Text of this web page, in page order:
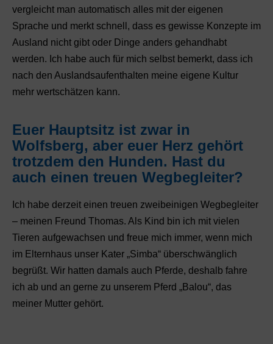
vergleicht man automatisch alles mit der eigenen
Sprache und merkt schnell, dass es gewisse Konzepte im
Ausland nicht gibt oder Dinge anders gehandhabt
werden. Ich habe auch für mich selbst bemerkt, dass ich
nach den Auslandsaufenthalten meine eigene Kultur
mehr wertschätzen kann.
Euer Hauptsitz ist zwar in
Wolfsberg, aber euer Herz gehört
trotzdem den Hunden. Hast du
auch einen treuen Wegbegleiter?
Ich habe derzeit einen treuen zweibeinigen Wegbegleiter
– meinen Freund Thomas. Als Kind bin ich mit vielen
Tieren aufgewachsen und freue mich immer, wenn mich
im Elternhaus unser Kater „Simba“ überschwänglich
begrüßt. Wir hatten damals auch Pferde, deshalb fahre
ich ab und an gerne zu unserem Pferd „Balou“, das
meiner Mutter gehört.